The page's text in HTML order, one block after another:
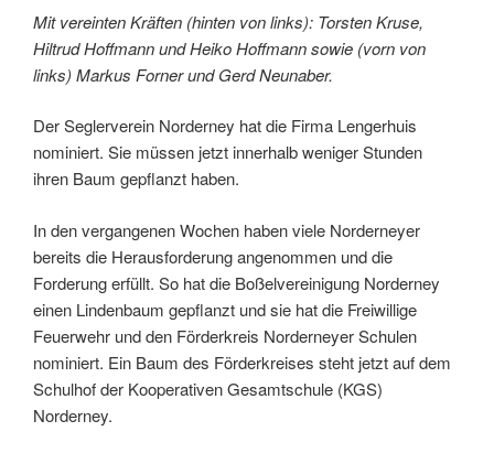
Mit vereinten Kräften (hinten von links): Torsten Kruse,
Hiltrud Hoffmann und Heiko Hoffmann sowie (vorn von
links) Markus Forner und Gerd Neunaber.
Der Seglerverein Norderney hat die Firma Lengerhuis
nominiert. Sie müssen jetzt innerhalb weniger Stunden
ihren Baum gepflanzt haben.
In den vergangenen Wochen haben viele Norderneyer
bereits die Herausforderung angenommen und die
Forderung erfüllt. So hat die Boßelvereinigung Norderney
einen Lindenbaum gepflanzt und sie hat die Freiwillige
Feuerwehr und den Förderkreis Norderneyer Schulen
nominiert. Ein Baum des Förderkreises steht jetzt auf dem
Schulhof der Kooperativen Gesamtschule (KGS)
Norderney.